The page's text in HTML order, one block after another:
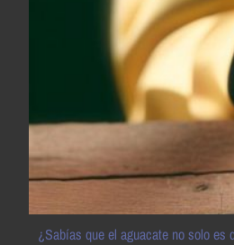
¿Sabías que el aguacate no solo